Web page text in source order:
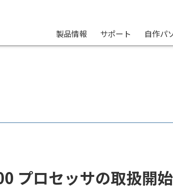
製品情報 サポート 自作パ
プロセッサの取扱開始